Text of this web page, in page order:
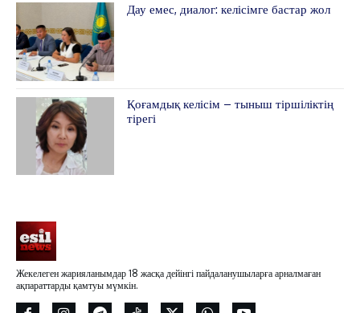
Дау емес, диалог: келісімге бастар жол
Қоғамдық келісім – тыныш тіршіліктің
тірегі
Жекелеген жарияланымдар 18 жасқа дейінгі пайдаланушыларға арналмаған
ақпараттарды қамтуы мүмкін.